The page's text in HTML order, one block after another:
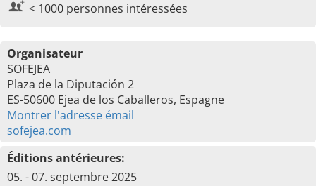
< 1000 personnes intéressées
Organisateur
SOFEJEA
Plaza de la Diputación 2
ES-50600 Ejea de los Caballeros, Espagne
Montrer l'adresse émail
sofejea.com
Éditions antérieures:
05. - 07. septembre 2025